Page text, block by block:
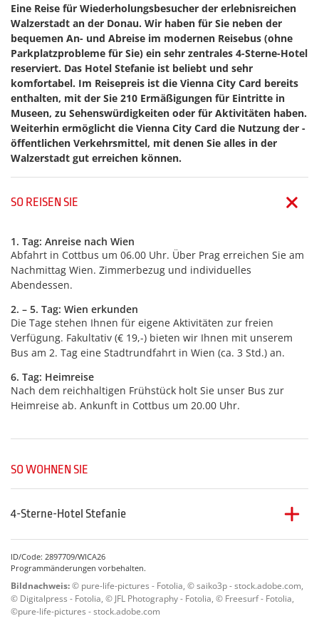
Eine Reise für Wiederholungsbesucher der erlebnisreichen
Walzerstadt an der Donau. Wir haben für Sie neben der
bequemen An- und Abreise im modernen Reisebus (ohne
Parkplatzprobleme für Sie) ein sehr zentrales 4-Sterne-Hotel
reserviert. Das Hotel Stefanie ist beliebt und sehr
komfortabel. Im Reisepreis ist die Vienna City Card bereits
enthalten, mit der Sie 210 Ermäßigungen für Eintritte in
Museen, zu Sehenswürdigkeiten oder für Aktivitäten ­haben.
Weiterhin ermöglicht die Vienna City Card die Nutzung der ­
öffentlichen Verkehrsmittel, mit denen Sie alles in der
Walzer­stadt gut erreichen können.
SO REISEN SIE
1. Tag: Anreise nach Wien
Abfahrt in Cottbus um 06.00 Uhr. Über Prag erreichen Sie am
Nachmittag Wien. Zimmerbezug und individuelles
Abendessen.
2. – 5. Tag: Wien erkunden
Die Tage stehen Ihnen für eigene Aktivitäten zur freien
Verfügung. Fakultativ (€ 19,-) bieten wir Ihnen mit ­unserem
Bus am 2. Tag eine Stadtrundfahrt in Wien (ca. 3 Std.) an.
6. Tag: Heimreise
Nach dem reichhaltigen Frühstück holt Sie unser Bus zur
Heimreise ab. Ankunft in Cottbus um 20.00 Uhr.
SO WOHNEN SIE
4-Sterne-Hotel Stefanie
Das4-Sterne-Hotel Stefanie
begeisterte Gäste unterbringen,
Gehminuten vom Stephansdom in Wien entfernt und ist
mit hohem Komfort ausgestattet. Die stilvoll eingerichteten
Zimmer sind mit Bad od. DU/WC, Föhn, TV, Tel., Safe,
ID/Code: 2897709/WICA26
Programmänderungen vorbehalten.
Bildnachweis:© pure-life-pictures - Fotolia, © saiko3p - stock.adobe.com,
© Digitalpress - Fotolia, © JFL Photography - Fotolia, © Freesurf - Fotolia,
©pure-life-pictures - stock.adobe.com